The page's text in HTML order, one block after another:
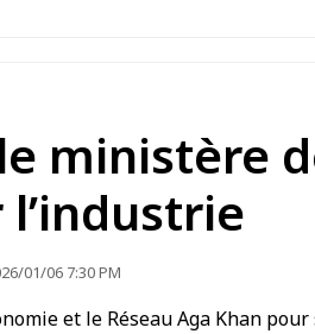
ministère
01/06 7:30 PM